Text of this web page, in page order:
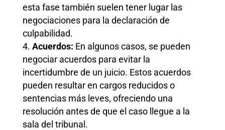
esta fase también suelen tener lugar las
negociaciones para la declaración de
culpabilidad.
Acuerdos: En algunos casos, se pueden
negociar acuerdos para evitar la
incertidumbre de un juicio. Estos acuerdos
pueden resultar en cargos reducidos o
sentencias más leves, ofreciendo una
resolución antes de que el caso llegue a la
sala del tribunal.